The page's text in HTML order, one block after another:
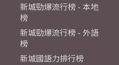
新城勁爆流行榜 - 本地
榜
新城勁爆流行榜 - 外語
榜
新城國語力排行榜